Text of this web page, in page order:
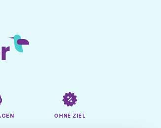
OHNE ZIEL